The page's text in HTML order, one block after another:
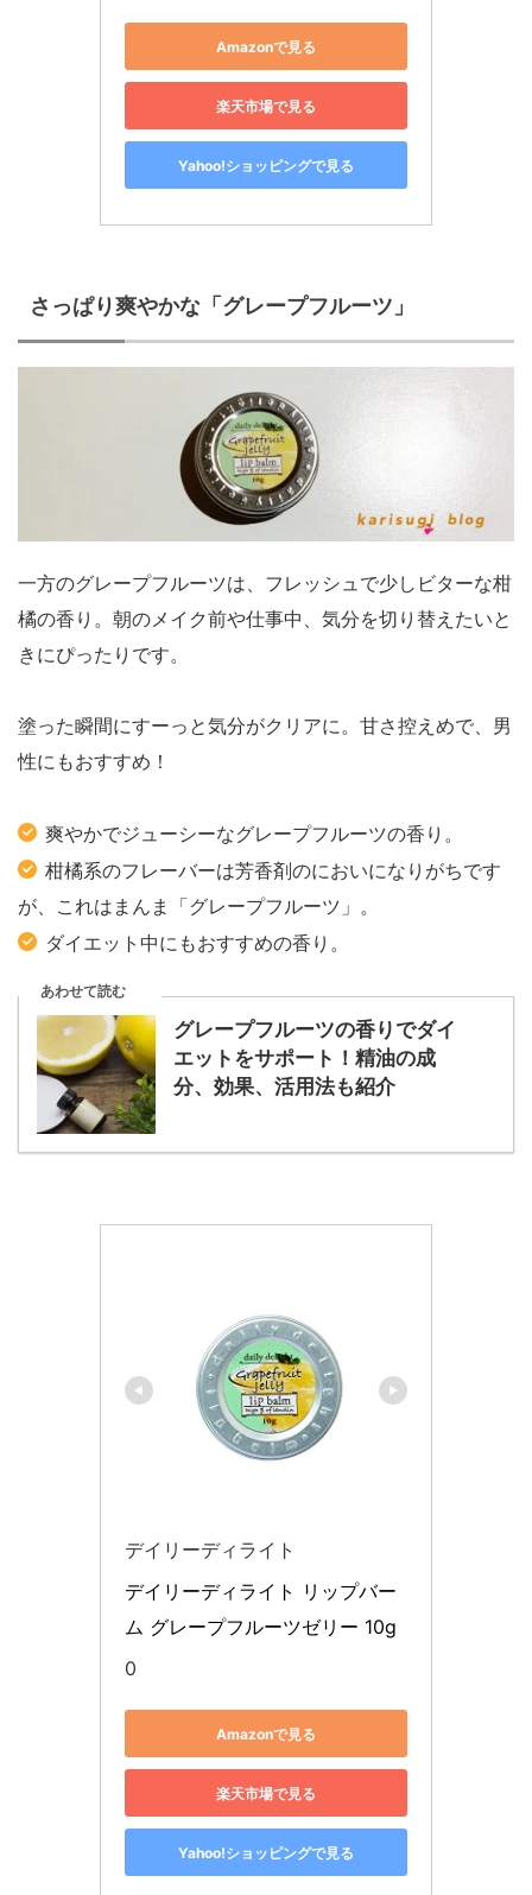
Amazonで見る
楽天市場で見る
Yahoo!ショッピングで見る
さっぱり爽やかな「グレープフルーツ」
一方のグレープフルーツは、フレッシュで少しビターな柑
橘の香り。朝のメイク前や仕事中、気分を切り替えたいと
きにぴったりです。
塗った瞬間にすーっと気分がクリアに。甘さ控えめで、男
性にもおすすめ！
爽やかでジューシーなグレープフルーツの香り。
柑橘系のフレーバーは芳香剤のにおいになりがちです
が、これはまんま「グレープフルーツ」。
ダイエット中にもおすすめの香り。
あわせて読む
グレープフルーツの香りでダイ
エットをサポート！精油の成
分、効果、活用法も紹介
デイリーディライト
デイリーディライト リップバー
ム グレープフルーツゼリー 10g
0
Amazonで見る
楽天市場で見る
Yahoo!ショッピングで見る